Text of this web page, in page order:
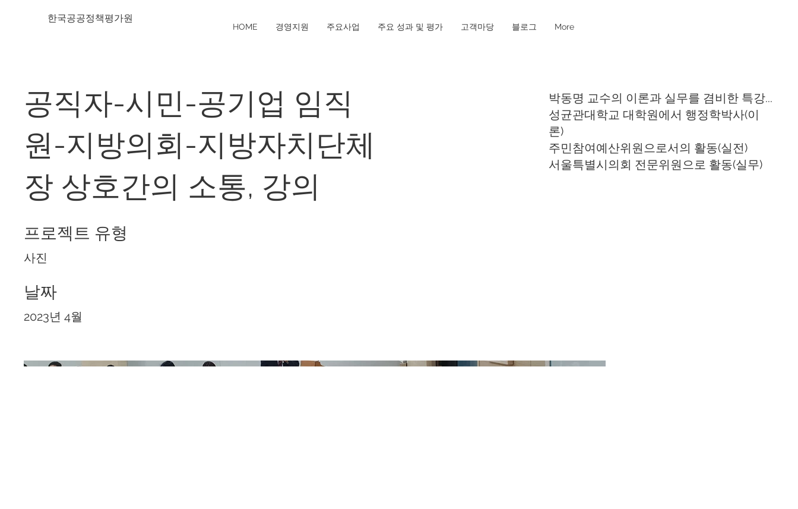
한국공공정책평가원
HOME 경영지원 주요사업 주요 성과 및 평가 고객마당 블로그 More
공직자-시민-공기업 임직
원-지방의회-지방자치단체
장 상호간의 소통, 강의
프로젝트 유형
사진
날짜
2023년 4월
박동명 교수의 이론과 실무를 겸비한 특강...
성균관대학교 대학원에서 행정학박사(이
론)
주민참여예산위원으로서의 활동(실전)
​서울특별시의회 전문위원으로 활동(실무)